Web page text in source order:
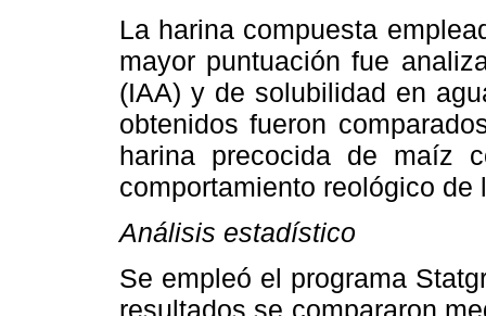
La harina compuesta
mayor puntuación fue
(IAA) y de solubilidad en
obtenidos fueron
harina precocida de maíz
comportamiento reológico de
Análisis estadístico
Se empleó el programa
resultados se compararon